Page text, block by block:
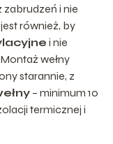
zabrudzeń i nie
również, by
i nie
wełny
starannie, z
– minimum 10
termicznej i